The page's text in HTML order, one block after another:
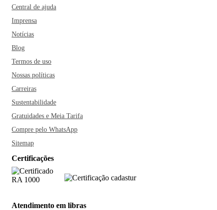
Central de ajuda
Imprensa
Notícias
Blog
Termos de uso
Nossas políticas
Carreiras
Sustentabilidade
Gratuidades e Meia Tarifa
Compre pelo WhatsApp
Sitemap
Certificações
Atendimento em libras